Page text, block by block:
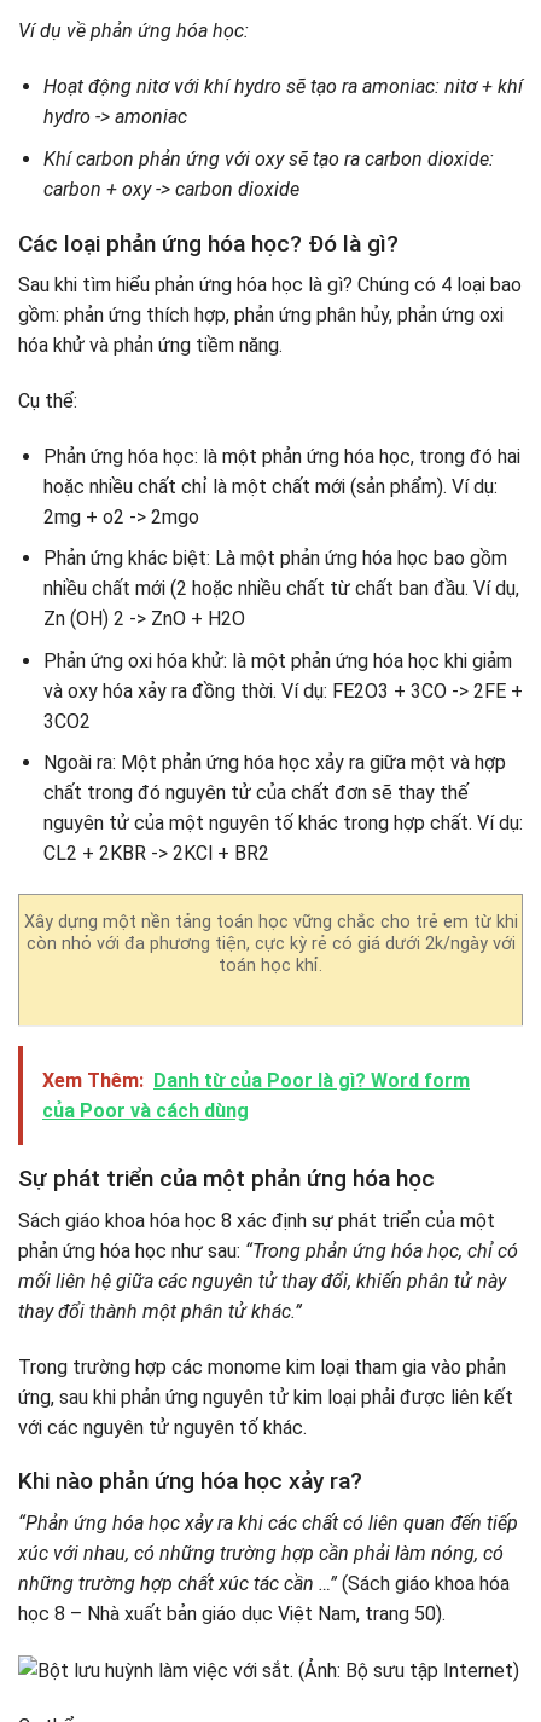
Ví dụ về phản ứng hóa học:
Hoạt động nitơ với khí hydro sẽ tạo ra amoniac: nitơ + khí
hydro -> amoniac
Khí carbon phản ứng với oxy sẽ tạo ra carbon dioxide:
carbon + oxy -> carbon dioxide
Các loại phản ứng hóa học? Đó là gì?
Sau khi tìm hiểu phản ứng hóa học là gì? Chúng có 4 loại bao
gồm: phản ứng thích hợp, phản ứng phân hủy, phản ứng oxi
hóa khử và phản ứng tiềm năng.
Cụ thể:
Phản ứng hóa học: là một phản ứng hóa học, trong đó hai
hoặc nhiều chất chỉ là một chất mới (sản phẩm). Ví dụ:
2mg + o2 -> 2mgo
Phản ứng khác biệt: Là một phản ứng hóa học bao gồm
nhiều chất mới (2 hoặc nhiều chất từ ​​chất ban đầu. Ví dụ,
Zn (OH) 2 -> ZnO + H2O
Phản ứng oxi hóa khử: là một phản ứng hóa học khi giảm
và oxy hóa xảy ra đồng thời. Ví dụ: FE2O3 + 3CO -> 2FE +
3CO2
Ngoài ra: Một phản ứng hóa học xảy ra giữa một và hợp
chất trong đó nguyên tử của chất đơn sẽ thay thế
nguyên tử của một nguyên tố khác trong hợp chất. Ví dụ:
CL2 + 2KBR -> 2KCl + BR2
Xây dựng một nền tảng toán học vững chắc cho trẻ em từ khi
còn nhỏ với đa phương tiện, cực kỳ rẻ có giá dưới 2k/ngày với
toán học khỉ.
Xem Thêm: Danh từ của Poor là gì? Word form
của Poor và cách dùng
Sự phát triển của một phản ứng hóa học
Sách giáo khoa hóa học 8 xác định sự phát triển của một
phản ứng hóa học như sau: “Trong phản ứng hóa học, chỉ có
mối liên hệ giữa các nguyên tử thay đổi, khiến phân tử này
thay đổi thành một phân tử khác.”
Trong trường hợp các monome kim loại tham gia vào phản
ứng, sau khi phản ứng nguyên tử kim loại phải được liên kết
với các nguyên tử nguyên tố khác.
Khi nào phản ứng hóa học xảy ra?
“Phản ứng hóa học xảy ra khi các chất có liên quan đến tiếp
xúc với nhau, có những trường hợp cần phải làm nóng, có
những trường hợp chất xúc tác cần …” (Sách giáo khoa hóa
học 8 – Nhà xuất bản giáo dục Việt Nam, trang 50).